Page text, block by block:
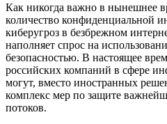
Как никогда важно в нынешнее
количество конфиденциальной
киберугроз в безбрежном
наполняет спрос на
безопасностью. В настоящее
российских компаний в сфере
могут, вместо иностранных
комплекс мер по защите
потоков.